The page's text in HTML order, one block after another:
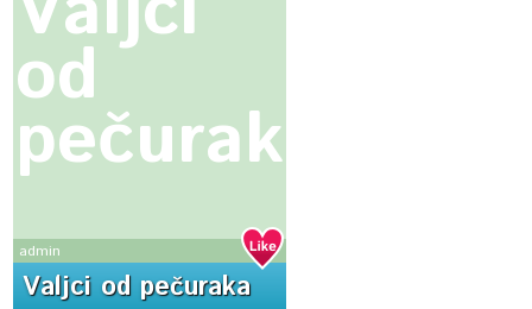
od
pečuraka
admin
Valjci od pečuraka